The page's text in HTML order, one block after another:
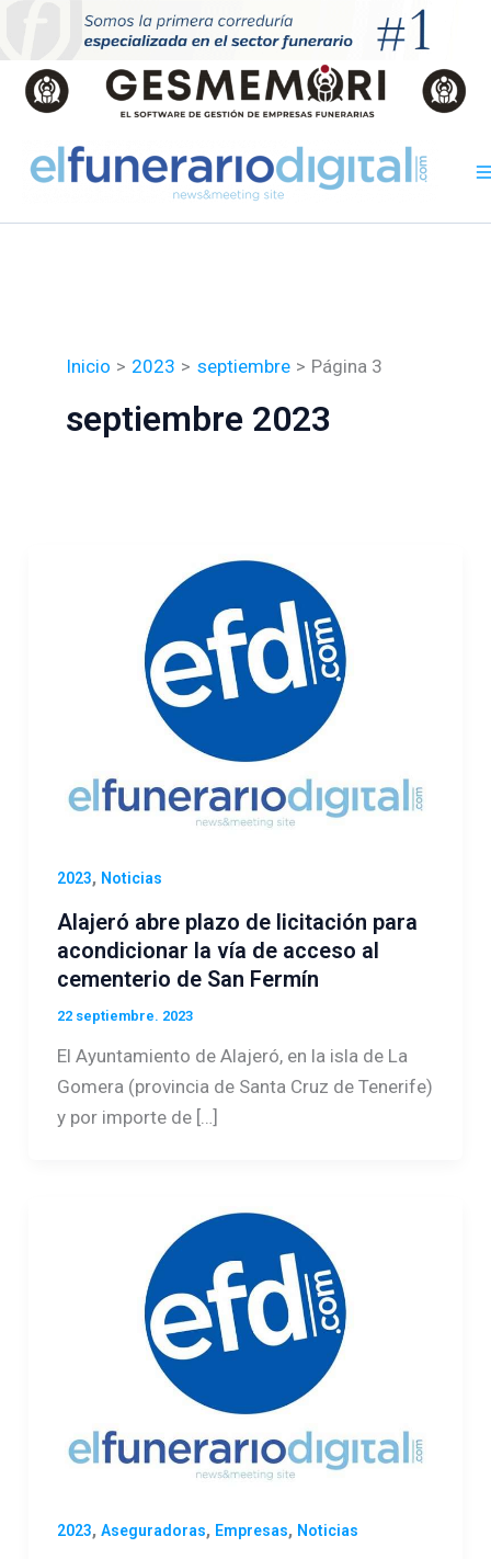
contenido
Inicio 2023 septiembre Página 3
septiembre 2023
2023, Noticias
Alajeró abre plazo de licitación para
acondicionar la vía de acceso al
cementerio de San Fermín
22 septiembre. 2023
El Ayuntamiento de Alajeró, en la isla de La
Gomera (provincia de Santa Cruz de Tenerife)
y por importe de […]
2023, Aseguradoras, Empresas, Noticias